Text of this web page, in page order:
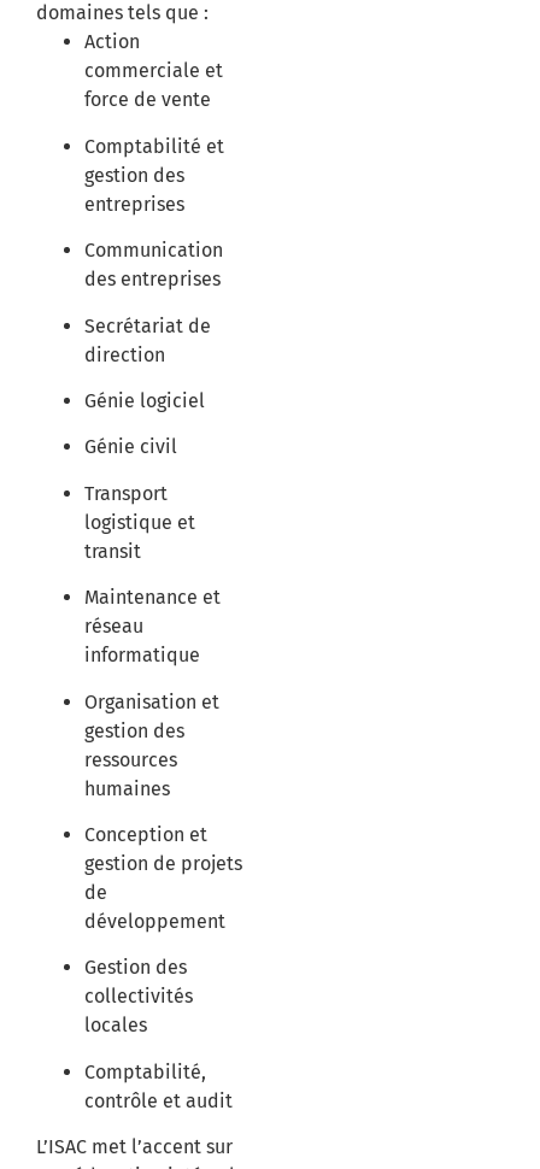
domaines tels que :
Action
commerciale et
force de vente
Comptabilité et
gestion des
entreprises
Communication
des entreprises
Secrétariat de
direction
Génie logiciel
Génie civil
Transport
logistique et
transit
Maintenance et
réseau
informatique
Organisation et
gestion des
ressources
humaines
Conception et
gestion de projets
de
développement
Gestion des
collectivités
locales
Comptabilité,
contrôle et audit
L’ISAC met l’accent sur